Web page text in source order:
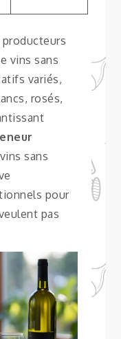
producteurs
vins sans
variés,
rosés,
sans
pour
pas